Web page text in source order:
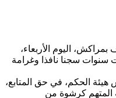
بمراكش، اليوم الأربعاء،
سجنا نافذا وغرامة
الحكم، في حق المتابع،
طلبه المتهم كرشوة من